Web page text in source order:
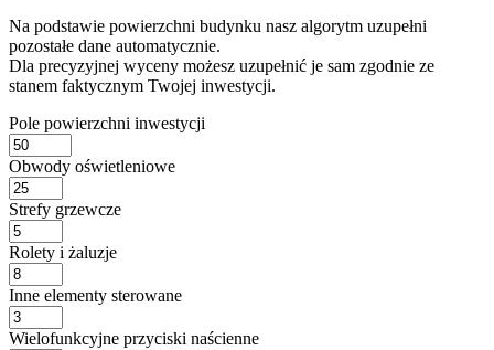
Na podstawie powierzchni budynku nasz algorytm uzupełni
pozostałe dane automatycznie.
Dla precyzyjnej wyceny możesz uzupełnić je sam zgodnie ze
stanem faktycznym Twojej inwestycji.
Pole powierzchni inwestycji
Obwody oświetleniowe
Strefy grzewcze
Rolety i żaluzje
Inne elementy sterowane
Wielofunkcyjne przyciski naścienne